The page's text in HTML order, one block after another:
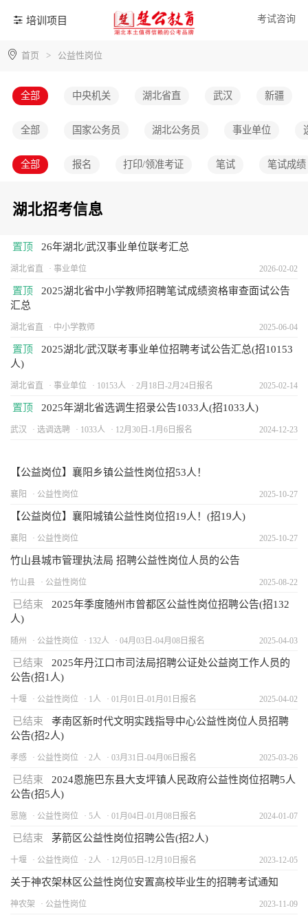
培训项目 考试咨询
首页 > 公益性岗位
全部 中央机关 湖北省直 武汉 新疆
全部 国家公务员 湖北公务员 事业单位
全部 报名 打印/领准考证 笔试 笔试成绩
湖北招考信息
置顶 26年湖北/武汉事业单位联考汇总
湖北省直 事业单位 2026-02-02
置顶
2025湖北省中小学教师招聘笔试成绩资格审查面试公告
汇总
湖北省直 中小学教师 2025-06-04
置顶
2025湖北/武汉联考事业单位招聘考试公告汇总(招10153
人)
湖北省直 事业单位 10153人 2月18日-2月24日报名 2025-02-14
置顶 2025年湖北省选调生招录公告1033人(招1033人)
武汉 选调选聘 1033人 12月30日-1月6日报名 2024-12-23
【公益岗位】襄阳乡镇公益性岗位招53人！
襄阳 公益性岗位 2025-10-27
【公益岗位】襄阳城镇公益性岗位招19人！(招19人)
襄阳 公益性岗位 2025-10-27
竹山县城市管理执法局 招聘公益性岗位人员的公告
竹山县 公益性岗位 2025-08-22
已结束
2025年季度随州市曾都区公益性岗位招聘公告(招132
人)
随州 公益性岗位 132人 04月03日-04月08日报名 2025-04-03
已结束
2025年丹江口市司法局招聘公证处公益岗工作人员的
公告(招1人)
十堰 公益性岗位 1人 01月01日-01月01日报名 2025-04-02
已结束
孝南区新时代文明实践指导中心公益性岗位人员招聘
公告(招2人)
孝感 公益性岗位 2人 03月31日-04月06日报名 2025-03-26
已结束
2024恩施巴东县大支坪镇人民政府公益性岗位招聘5人
公告(招5人)
恩施 公益性岗位 5人 01月04日-01月08日报名 2024-01-07
已结束 茅箭区公益性岗位招聘公告(招2人)
十堰 公益性岗位 2人 12月05日-12月10日报名 2023-12-05
关于神农架林区公益性岗位安置高校毕业生的招聘考试通知
神农架 公益性岗位 2023-11-09